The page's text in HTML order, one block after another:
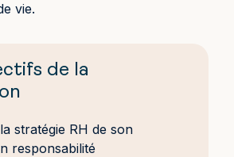
vie.
de la
stratégie RH de son
responsabilité